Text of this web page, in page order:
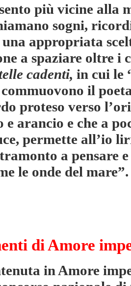
più vicine alla
sogni,
una appropriata
a spaziare oltre i
cadenti, in cui le
il
proteso verso
e arancio e che a
permette all’io
a pensare
le onde del mare”.
di Amore
in Amore